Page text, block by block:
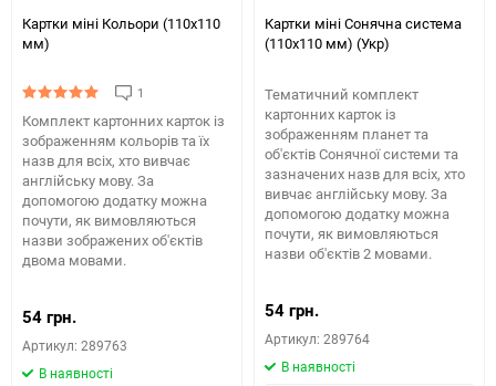
Картки міні Кольори (110х110
мм)
1
Комплект картонних карток із
зображенням кольорів та їх
назв для всіх, хто вивчає
англійську мову. За
допомогою додатку можна
почути, як вимовляються
назви зображених об'єктів
двома мовами.
54 грн.
Артикул: 289763
В наявності
Картки міні Сонячна система
(110х110 мм) (Укр)
Тематичний комплект
картонних карток із
зображенням планет та
об'єктів Сонячної системи та
зазначених назв для всіх, хто
вивчає англійську мову. За
допомогою додатку можна
почути, як вимовляються
назви об'єктів 2 мовами.
54 грн.
Артикул: 289764
В наявності